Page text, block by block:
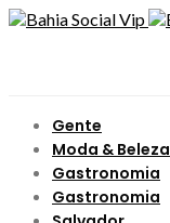
Gente
Moda & Beleza
Gastronomia
Gastronomia